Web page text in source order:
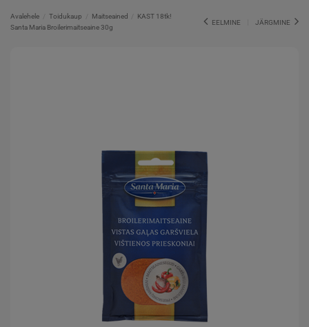
Avalehele Toidukaup Maitseained
KAST 18tk!
Santa Maria Broilerimaitseaine 30g
EELMINE JÄRGMINE